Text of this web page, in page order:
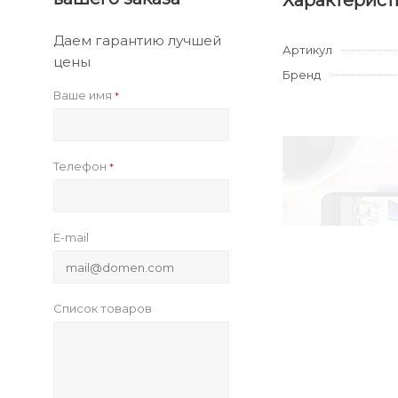
Артикул
Бренд
Даем гарантию лучшей
цены
Ваше имя *
Телефон *
E-mail
Список товаров